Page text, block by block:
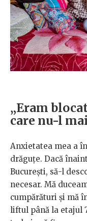
„Eram
care nu-l
Anxietatea mea a
drăguțe. Dacă
București, să-l
necesar. Mă
cumpărături și mă
liftul până la etajul